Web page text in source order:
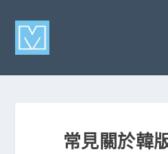
常見關於韓